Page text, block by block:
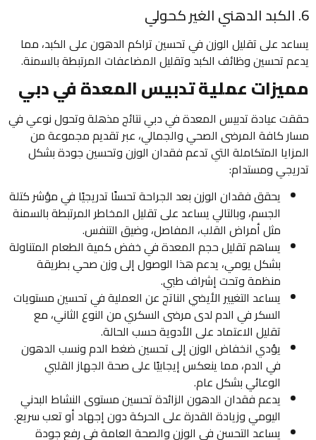
6. الكبد الدهني الغير كحولي
يساعد على تقليل الوزن في تحسين تراكم الدهون على الكبد، مما
يدعم تحسين وظائف الكبد وتقليل المضاعفات المرتبطة بالسمنة.
مميزات عملية تدبيس المعدة في دبي
حققت عيادة تدبيس المعدة في دبي نتائج مذهلة وتحول نوعي في
مسار كافة المرضى الصحي والجمالي، عبر تقديم مجموعة من
المزايا المتكاملة التي تدعم فقدان الوزن وتحسين جودة بشكل
تدريجي ومستدام:
يحقق فقدان الوزن بعد الجراحة تحسنًا تدريجيًا في مؤشر كتلة
الجسم، وبالتالي يساعد على تقليل المخاطر المرتبطة بالسمنة
مثل أمراض القلب، المفاصل، وضيق التنفس.
يساهم تقليل حجم المعدة في خفض كمية الطعام المتناولة
بشكل يومي، يدعم هذا الوصول إلى وزن صحي بطريقة
منظمة وتحت إشراف طبي.
يساعد التغيير الأيضي الناتج عن العملية في تحسين مستويات
السكر في الدم لدى مرضى السكري من النوع الثاني، مع
تقليل الاعتماد على الأدوية حسب الحالة.
يؤدي انخفاض الوزن إلى تحسين ضغط الدم ونسب الدهون
في الدم، مما ينعكس إيجابيًا على صحة الجهاز القلبي
الوعائي بشكل عام.
يدعم فقدان الدهون الزائدة تحسين مستوى النشاط البدني
اليومي وزيادة القدرة على الحركة دون إجهاد أو تعب سريع.
يساعد التحسن في الوزن والصحة العامة في رفع جودة